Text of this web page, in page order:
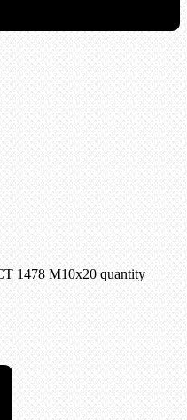
1478 М10х20 quantity